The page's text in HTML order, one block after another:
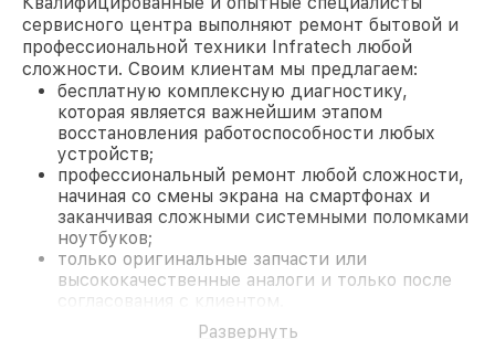
сервисного центра выполняют ремонт бытовой и
профессиональной техники Infratech любой
сложности. Своим клиентам мы предлагаем:
бесплатную комплексную диагностику,
которая является важнейшим этапом
восстановления работоспособности любых
устройств;
профессиональный ремонт любой сложности,
начиная со смены экрана на смартфонах и
заканчивая сложными системными поломками
ноутбуков;
только оригинальные запчасти или
высококачественные аналоги и только после
согласования с клиентом.
На все работы и замененные комплектующие
Развернуть